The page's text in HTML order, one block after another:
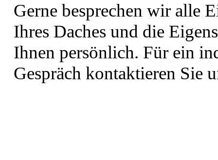
Gerne besprechen wir alle
Ihres Daches und die
Ihnen persönlich. Für ein
Gespräch kontaktieren Sie